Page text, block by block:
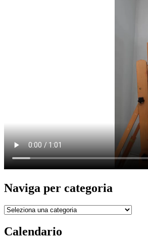
Naviga per categoria
Naviga
categoria
Calendario